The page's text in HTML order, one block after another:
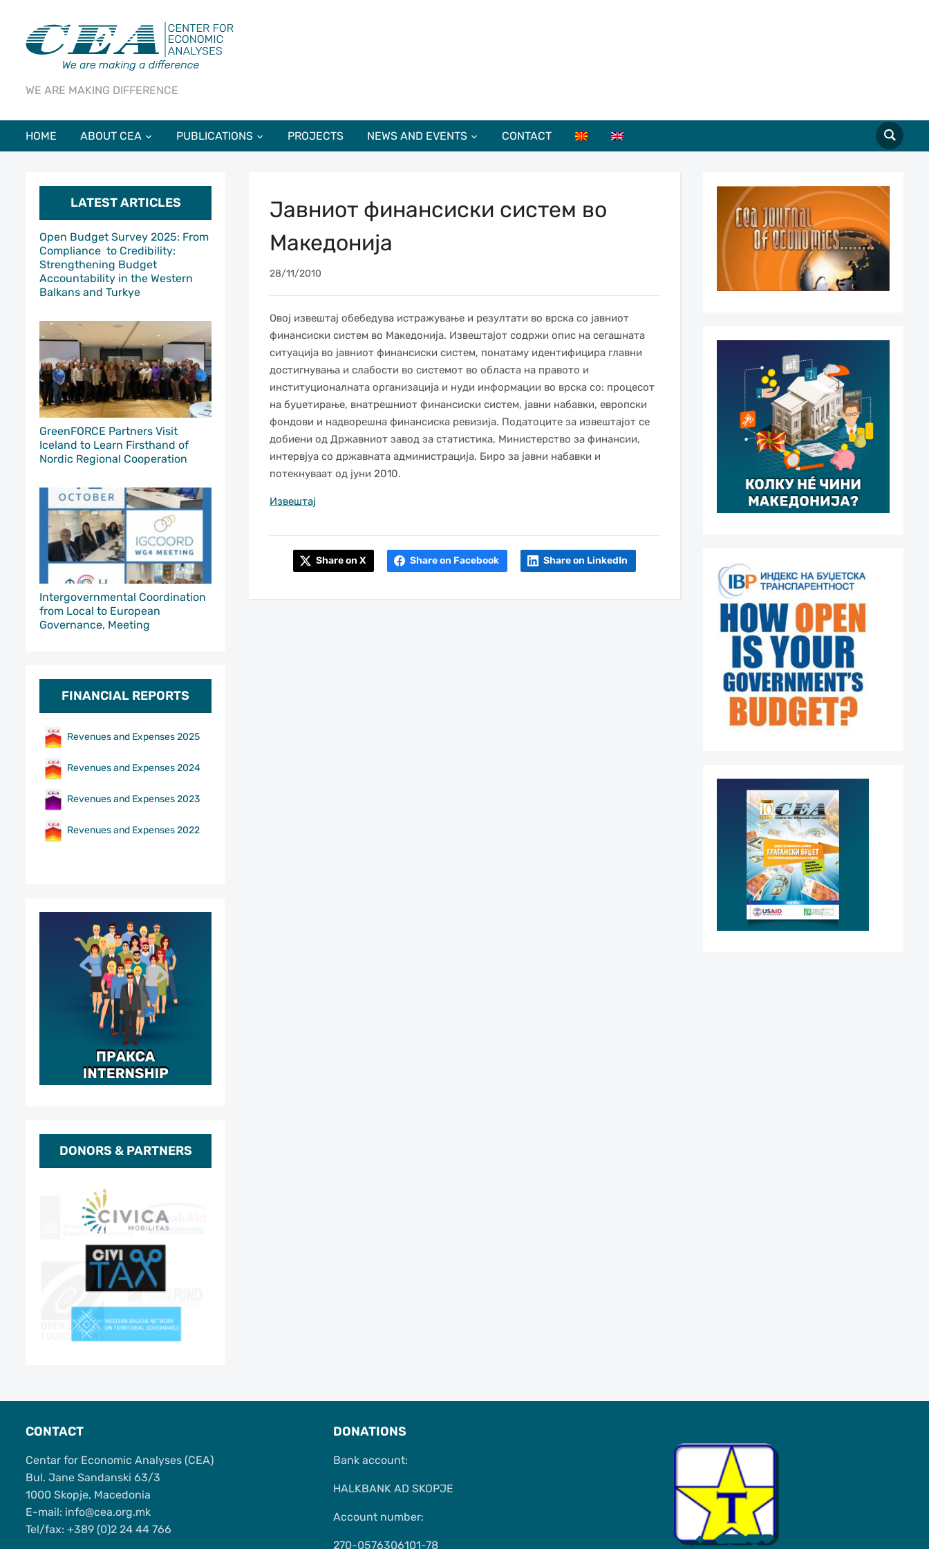
WE ARE MAKING DIFFERENCE
HOME ABOUT CEA PUBLICATIONS PROJECTS NEWS AND EVENTS CONTACT
LATEST ARTICLES
Open Budget Survey 2025: From
Compliance to Credibility:
Strengthening Budget
Accountability in the Western
Balkans and Turkye
GreenFORCE Partners Visit
Iceland to Learn Firsthand of
Nordic Regional Cooperation
Intergovernmental Coordination
from Local to European
Governance, Meeting
FINANCIAL REPORTS
Revenues and Expenses 2025
Revenues and Expenses 2024
Revenues and Expenses 2023
Revenues and Expenses 2022
DONORS & PARTNERS
Јавниот финансиски систем во
Македонија
28/11/2010
Овој извештај обебедува истражување и резултати во врска со јавниот
финансиски систем во Македонија. Извештајот содржи опис на сегашната
ситуација во јавниот финансиски систем, понатаму идентифицира главни
достигнувања и слабости во системот во областа на правото и
институционалната организација и нуди информации во врска со: процесот
на буџетирање, внатрешниот финансиски систем, јавни набавки, европски
фондови и надворешна финансиска ревизија. Податоците за извештајот се
добиени од Државниот завод за статистика, Министерство за финансии,
интервјуа со државната администрација, Биро за јавни набавки и
потекнуваат од јуни 2010.
Извештај
Share on X Share on Facebook Share on LinkedIn
CONTACT
Centar for Economic Analyses (CEA)
Bul. Jane Sandanski 63/3
1000 Skopje, Macedonia
Е-mail: info@cea.org.mk
Tel/fax: +389 (0)2 24 44 766
DONATIONS
Bank account:
HALKBANK AD SKOPJE
Account number:
270-0576306101-78